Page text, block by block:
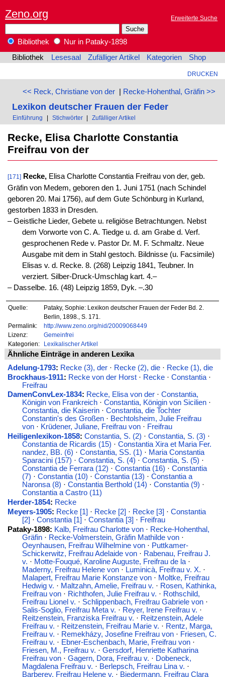
Zeno.org Erweiterte Suche
Bibliothek
Nur in Pataky-1898
Bibliothek
Lesesaal Zufälliger Artikel Kategorien Shop
DRUCKEN
<< Reck, Christiane von der| Recke-Hohenthal, Gräfin >>
Lexikon deutscher Frauen der Feder
Einführung | Stichwörter | Zufälliger Artikel
Recke, Elisa Charlotte Constantia
Freifrau von der
[171] Recke,Elisa Charlotte Constantia Freifrau von der, geb.
Gräfin von Medem, geboren den 1. Juni 1751 (nach Schindel
geboren 20. Mai 1756), auf dem Gute Schönburg in Kurland,
gestorben 1833 in Dresden.
‒ Geistliche Lieder, Gebete u. religiöse Betrachtungen. Nebst
dem Vorworte von C. A. Tiedge u. d. am Grabe d. Verf.
gesprochenen Rede v. Pastor Dr. M. F. Schmaltz. Neue
Ausgabe mit dem in Stahl gestoch. Bildnisse (u. Facsimile)
Elisas v. d. Recke. 8. (268) Leipzig 1841, Teubner. In
verziert. Silber-Druck-Umschlag kart. 4.–
‒ Dasselbe. 16. (48) Leipzig 1859, Dyk. –.30
Quelle:
Pataky, Sophie: Lexikon deutscher Frauen der Feder Bd. 2.
Berlin, 1898., S. 171.
Permalink:
http://www.zeno.org/nid/20009068449
Lizenz:
Gemeinfrei
Kategorien:
Lexikalischer Artikel
Ähnliche Einträge in anderen Lexika
Adelung-1793: Recke (3), der· Recke (2), die· Recke (1), die
Brockhaus-1911: Recke von der Horst· Recke· Constantia·
Freifrau
DamenConvLex-1834: Recke, Elisa von der· Constantia,
Königin von Frankreich· Constantia, Königin von Sicilien·
Constantia, die Kaiserin· Constantia, die Tochter
Constantin's des Großen· Bechtolsheim, Julie Freifrau
von· Krüdener, Juliane, Freifrau von· Freifrau
Heiligenlexikon-1858: Constantia, S. (2) · Constantia, S. (3) ·
Constantia de Ricardis (15) · Constantia Xira et Maria Fer.
nandez, BB. (6) · Constantia, SS. (1) · Maria Constantia
Sparacini (157) · Constantia, S. (4) · Constantia, S. (5) ·
Constantia de Ferrara (12) · Constantia (16) · Constantia
(7) · Constantia (10) · Constantia (13) · Constantia a
Naronsa (8) · Constantia Berthold (14) · Constantia (9) ·
Constantia a Castro (11)
Herder-1854: Recke
Meyers-1905: Recke [1] · Recke [2] · Recke [3] · Constantia
[2] · Constantia [1] · Constantia [3] · Freifrau
Pataky-1898: Kalb, Freifrau Charlotte von· Recke-Hohenthal,
Gräfin· Recke-Volmerstein, Gräfin Mathilde von·
Oeynhausen, Freifrau Wilhelmine von· Puttkamer-
Schickerwitz, Freifrau Adelaide von· Rabenau, Freifrau J.
v. · Motte-Fouqué, Karoline Auguste, Freifrau de la·
Maderny, Freifrau Helene von· Luminicà, Freifrau v. X. ·
Malapert, Freifrau Marie Konstanze von· Moltke, Freifrau
Hedwig v. · Maltzahn, Amelie, Freifrau v. · Rosen, Kathinka,
Freifrau von· Richthofen, Julie Freifrau v. · Rothschild,
Freifrau Lionel v. · Schlippenbach, Freifrau Gabriele von·
Salis-Soglio, Freifrau Meta v. · Reyer, Irene Freifrau v. ·
Reitzenstein, Franziska Freifrau v. · Reitzenstein, Adele
Freifrau v. · Reitzenstein, Freifrau Marie v. · Rentz, Marga,
Freifrau v. · Remekházy, Josefine Freifrau von· Friesen, C.
Freifrau v. · Ebner-Eschenbach, Marie, Freifrau von·
Friesen, M., Freifrau v. · Gersdorf, Henriette Katharina
Freifrau von· Gagern, Dora, Freifrau v. · Dobeneck,
Magdalena Freifrau v. · Berlepsch, Freifrau Lina v. ·
Barberey, Freifrau Helene v. · Biedermann, Freifrau Clara